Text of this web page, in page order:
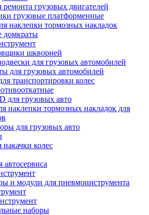
ремонта грузовых двигателей
грузовые платформенные
наклепки тормозных накладок
домкраты
шкворней
для грузовых автомобилей
для грузовых автомобилей
транспортировки колес
для грузовых авто
наклепки тормозных накладок для
для грузовых авто
накачки колес
и модули для пневмоинструмента
наборы